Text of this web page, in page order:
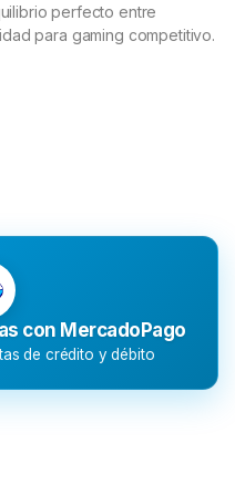
perfecto entre
para gaming competitivo.
con MercadoPago
de crédito y débito